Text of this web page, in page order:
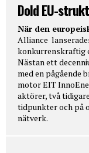
Dold EU-
När den
Alliance
konkurrenskraftig
Nästan ett
med en pågående
motor EIT
aktörer, två
tidpunkter och på
nätverk.